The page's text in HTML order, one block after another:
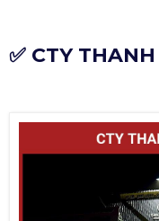
✅ CTY